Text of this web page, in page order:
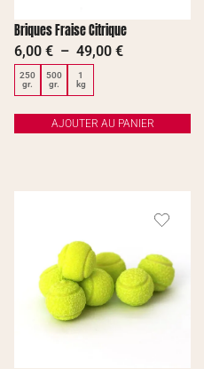
Briques Fraise Citrique
6,00 € – 49,00 €
250
gr.
500
gr.
1
kg
AJOUTER AU PANIER